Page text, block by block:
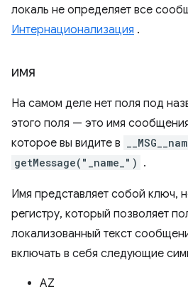
локаль не определяет все
Интернационализация .
имя
На самом деле нет поля под
этого поля — это имя
которое вы видите в
getMessage("_name_") .
Имя представляет собой ключ,
регистру, который позволяет
локализованный текст
включать в себя следующие
AZ